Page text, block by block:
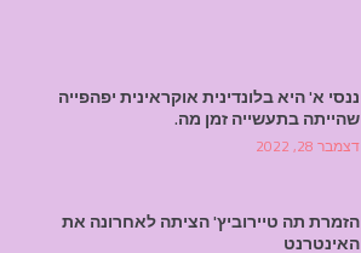
ננסי א' היא בלונדינית אוקראינית יפהפייה
שהייתה בתעשייה זמן מה.
דצמבר 28, 2022
הזמרת תה טיירוביץ' הציתה לאחרונה את
האינטרנט